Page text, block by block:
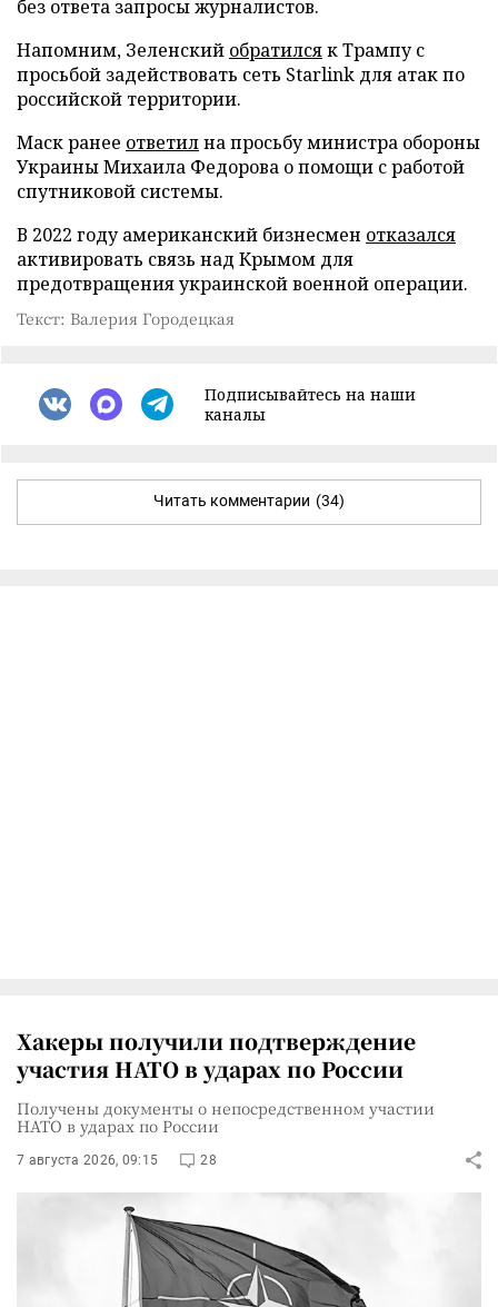
без ответа запросы журналистов.
Напомним, Зеленский обратилсяк Трампу с
просьбой задействовать сеть Starlink для атак по
российской территории.
Маск ранее ответилна просьбу министра обороны
Украины Михаила Федорова о помощи с работой
спутниковой системы.
В 2022 году американский бизнесмен отказался
активировать связь над Крымом для
предотвращения украинской военной операции.
Текст: Валерия Городецкая
Подписывайтесь на наши
каналы
Читать комментарии (34)
Хакеры получили подтверждение
участия НАТО в ударах по России
Получены документы о непосредственном участии
НАТО в ударах по России
7 августа 2026, 09:15 28